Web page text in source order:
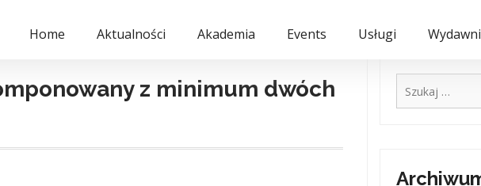
Home Aktualności Akademia Events Usługi
z minimum dwóch